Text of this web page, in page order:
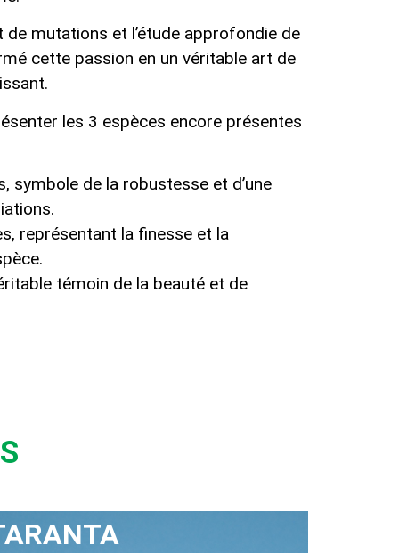
mutations et l’étude approfondie de
cette passion en un véritable art de
les 3 espèces encore présentes
symbole de la robustesse et d’une
représentant la finesse et la
témoin de la beauté et de